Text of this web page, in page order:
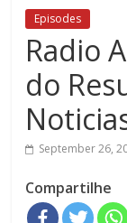
Episodes
Radio
do
September 26,
Compartilhe